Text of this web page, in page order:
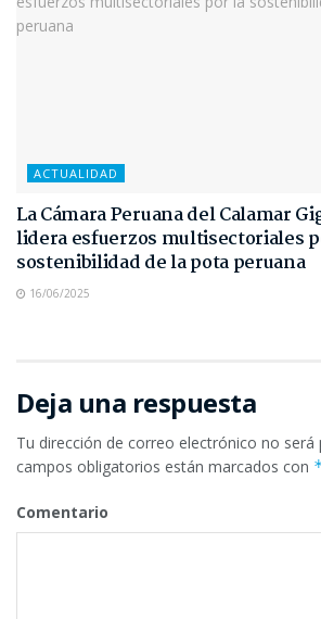
ACTUALIDAD
La Cámara Peruana del Calamar
lidera esfuerzos multisectoriales
sostenibilidad de la pota peruana
16/06/2025
Deja una respuesta
Tu dirección de correo electrónico no será
campos obligatorios están marcados con
Comentario